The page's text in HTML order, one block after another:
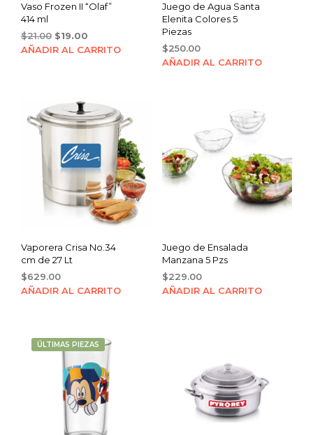
Vaso Frozen II “Olaf”
414 ml
$21.00 Original
price
$19.00
price
AÑADIR AL CARRITO
Juego de Agua Santa
Elenita Colores 5
Piezas
$250.00
AÑADIR AL CARRITO
Vaporera Crisa No.34
cm de 27 Lt
$629.00
AÑADIR AL CARRITO
Juego de Ensalada
Manzana 5 Pzs
$229.00
AÑADIR AL CARRITO
ÚLTIMAS PIEZAS